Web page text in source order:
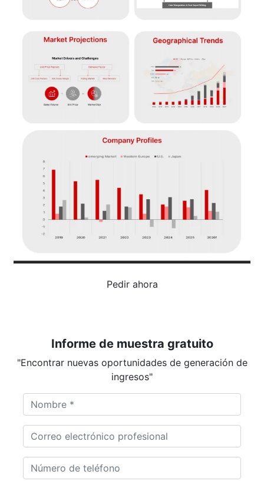
Pedir ahora
Informe de muestra gratuito
"Encontrar nuevas oportunidades de generación de
ingresos"